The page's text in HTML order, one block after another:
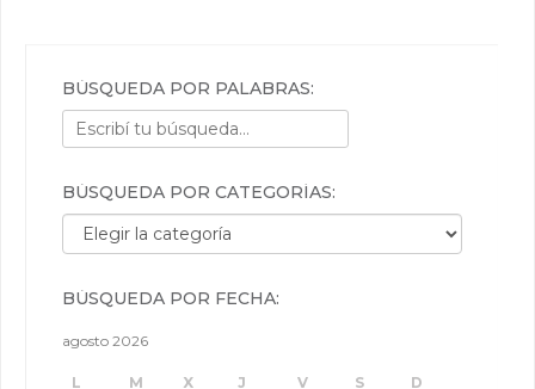
BÚSQUEDA POR PALABRAS:
BÚSQUEDA POR CATEGORÍAS:
Búsqueda por categorías:
BÚSQUEDA POR FECHA:
agosto 2026
L M X J V S D